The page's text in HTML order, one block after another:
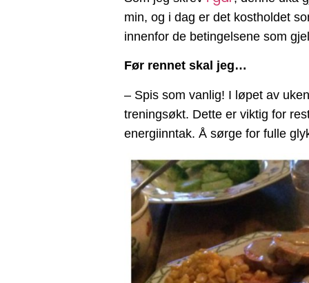
min, og i dag er det kostholdet
innenfor de betingelsene som
Før rennet skal jeg…
– Spis som vanlig! I løpet av
treningsøkt. Dette er viktig for
energiinntak. Å sørge for fulle